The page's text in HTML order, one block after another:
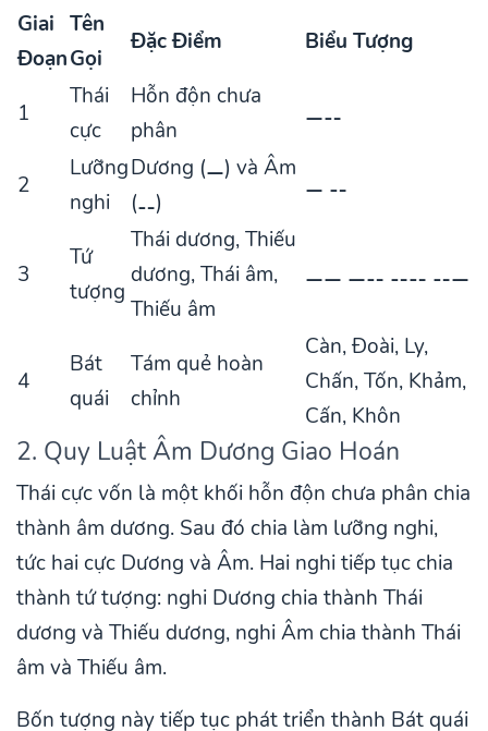
Giai
Đoạn
Tên
Gọi
Đặc Điểm Biểu Tượng
1
Thái
cực
Hỗn độn chưa
phân
⚊⚋
2
Lưỡng
nghi
Dương (⚊) và Âm
(⚋)
⚊ ⚋
3
Tứ
tượng
Thái dương, Thiếu
dương, Thái âm,
Thiếu âm
⚊⚊ ⚊⚋ ⚋⚋ ⚋⚊
4
Bát
quái
Tám quẻ hoàn
chỉnh
Càn, Đoài, Ly,
Chấn, Tốn, Khảm,
Cấn, Khôn
2. Quy Luật Âm Dương Giao Hoán
Thái cực vốn là một khối hỗn độn chưa phân chia
thành âm dương. Sau đó chia làm lưỡng nghi,
tức hai cực Dương và Âm. Hai nghi tiếp tục chia
thành tứ tượng: nghi Dương chia thành Thái
dương và Thiếu dương, nghi Âm chia thành Thái
âm và Thiếu âm.
Bốn tượng này tiếp tục phát triển thành Bát quái